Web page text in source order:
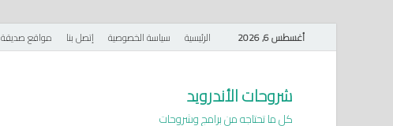
أغسطس 6, 2026 الرئيسية سياسة الخصوصية إتصل بنا مواقع صديقة
شروحات الأندرويد
كل ما تحتاجه من برامج وشروحات